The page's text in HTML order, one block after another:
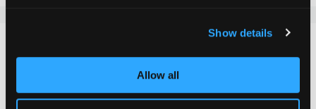
Show details
Allow all
Unsere 170mm hochwertigen weichen Gummigriffe in
grau sind die ideale Wahl für jeden Scooter. Entwickelt,